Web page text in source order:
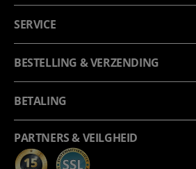
SERVICE
BESTELLING & VERZENDING
BETALING
PARTNERS & VEILGHEID